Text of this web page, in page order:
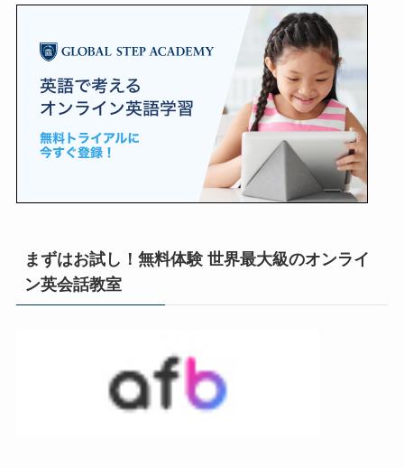
まずはお試し！無料体験 世界最大級のオンライ
ン英会話教室